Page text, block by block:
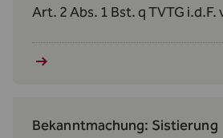
Art. 2 Abs. 1 Bst. q TVTG i.d.F.
Bekanntmachung: Sistierung